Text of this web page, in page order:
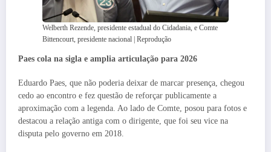
Welberth Rezende, presidente estadual do Cidadania, e Comte
Bittencourt, presidente nacional | Reprodução
Paes cola na sigla e amplia articulação para 2026
Eduardo Paes, que não poderia deixar de marcar presença, chegou
cedo ao encontro e fez questão de reforçar publicamente a
aproximação com a legenda. Ao lado de Comte, posou para fotos e
destacou a relação antiga com o dirigente, que foi seu vice na
disputa pelo governo em 2018.